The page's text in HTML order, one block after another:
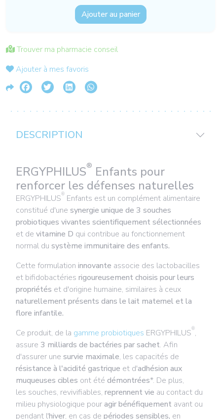
Ajouter au panier
Trouver ma pharmacie conseil
Ajouter à mes favoris
DESCRIPTION
ERGYPHILUS® Enfants pour
renforcer les défenses naturelles
ERGYPHILUS® Enfants est un complément alimentaire
constitué d'une synergie unique de 3 souches
probiotiques vivantes scientifiquement sélectionnées
et de vitamine D qui contribue au fonctionnement
normal du système immunitaire des enfants.
Cette formulation innovante associe des lactobacilles
et bifidobactéries rigoureusement choisis pour leurs
propriétés et d'origine humaine, similaires à ceux
naturellement présents dans le lait maternel et la
flore infantile.
Ce produit, de la gamme probiotiques ERGYPHILUS®,
assure 3 milliards de bactéries par sachet. Afin
d'assurer une survie maximale, les capacités de
résistance à l'acidité gastrique et d'adhésion aux
muqueuses cibles ont été démontrées*. De plus,
les souches, revivifiables, reprennent vie au contact du
milieu physiologique pouragir bénéfiquement avant ou
pendant l'hiver, en cas de périodes sensibles, en